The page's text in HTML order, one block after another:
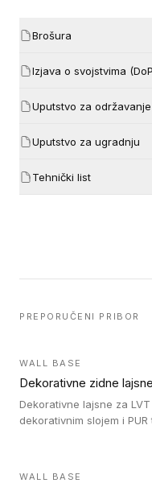
Brošura
Izjava o svojstvima
Uputstvo za održavanje
Uputstvo za ugradnju
Tehnički list
PREPORUČENI PRIBOR
WALL BASE
Dekorativne zidne
Dekorativne lajsne za
dekorativnim slojem i
WALL BASE